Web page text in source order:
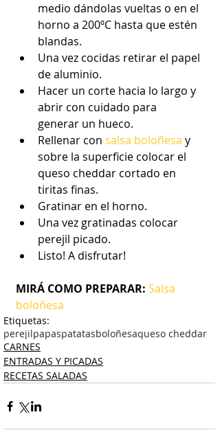
medio dándolas vueltas o en el
horno a 200ºC hasta que estén
blandas.
Una vez cocidas retirar el papel
de aluminio.
Hacer un corte hacia lo largo y
abrir con cuidado para
generar un hueco.
Rellenar con salsa boloñesa y
sobre la superficie colocar el
queso cheddar cortado en
tiritas finas.
Gratinar en el horno.
Una vez gratinadas colocar
perejil picado.
Listo! A disfrutar!
MIRÁ COMO PREPARAR: Salsa
boloñesa
Etiquetas:
perejilpapaspatatasboloñesaqueso cheddar
CARNES
ENTRADAS Y PICADAS
RECETAS SALADAS